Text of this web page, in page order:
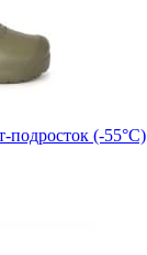
подросток (-55°С)